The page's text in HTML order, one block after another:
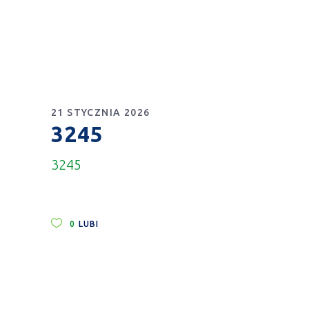
21 STYCZNIA 2026
3245
3245
0 LUBI